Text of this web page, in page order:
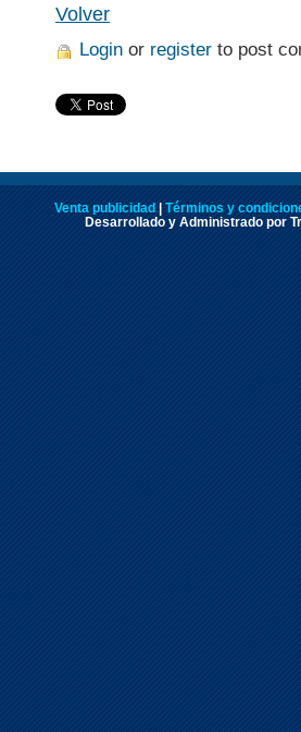
Volver
Login or register to post
Venta publicidad
Términos y
Desarrollado y Administrado por